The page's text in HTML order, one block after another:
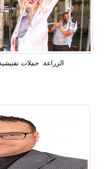
الزراعة: حملات